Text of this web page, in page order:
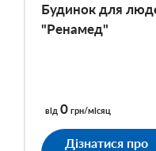
Будинок для
"Ренамед"
від 0 грн/місяц
Дізнатися про